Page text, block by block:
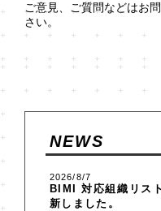
ご意見、ご質問などはお
さい。
NEWS
2026/8/7
BIMI 対応組織リスト
新しました。